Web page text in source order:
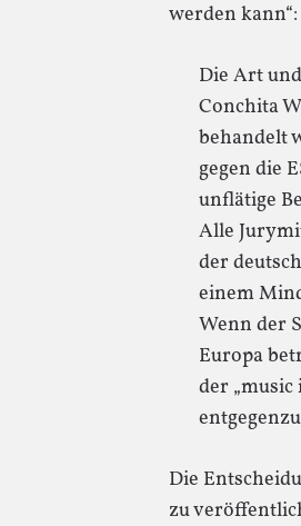
werden kann“:
Die Art
Conchita
behandelt
gegen die
unflätige
Alle
der
einem
Wenn der
Europa
der
Die
zu